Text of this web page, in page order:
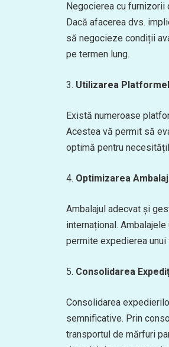
Negocierea cu
Dacă afacerea dvs.
să negocieze condiții
pe termen lung.
3. Utilizarea
Există numeroase
Acestea vă permit să
optimă pentru
4. Optimizarea
Ambalajul adecvat și
internațional.
permite expedierea
5. Consolidarea
Consolidarea
semnificative. Prin
transportul de mărfuri